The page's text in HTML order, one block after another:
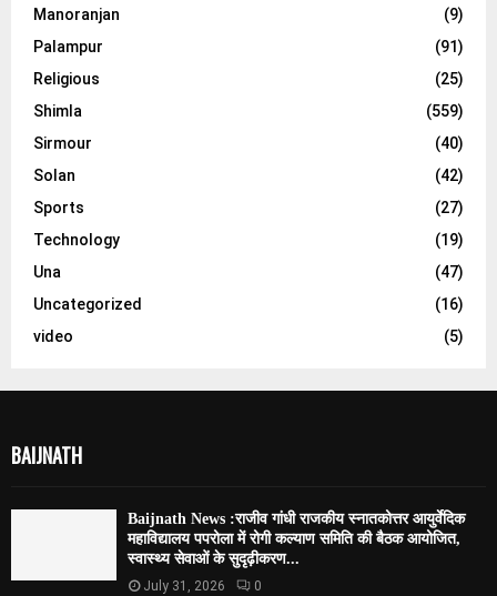
Manoranjan
(9)
Palampur
(91)
Religious
(25)
Shimla
(559)
Sirmour
(40)
Solan
(42)
Sports
(27)
Technology
(19)
Una
(47)
Uncategorized
(16)
video
(5)
BAIJNATH
Baijnath News :राजीव गांधी राजकीय स्नातकोत्तर आयुर्वेदिक
महाविद्यालय पपरोला में रोगी कल्याण समिति की बैठक आयोजित,
स्वास्थ्य सेवाओं के सुदृढ़ीकरण...
July 31, 2026 0